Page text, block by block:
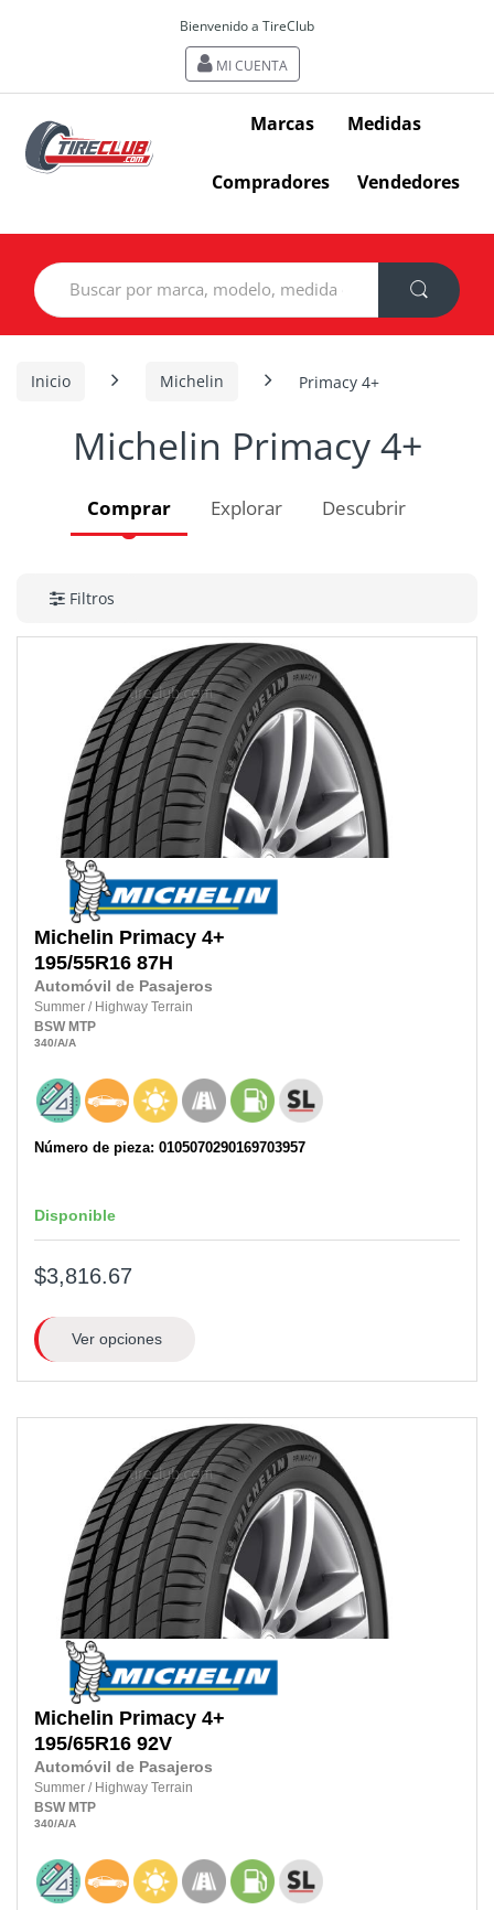
Bienvenido a TireClub
MI CUENTA
Marcas Medidas
Compradores Vendedores
Search
for:
Inicio Michelin Primacy 4+
Michelin Primacy 4+
Comprar Explorar Descubrir
Filtros
Michelin Primacy 4+
195/55R16 87H
Automóvil de Pasajeros
Summer / Highway Terrain
BSW MTP
340/A/A
Número de pieza: 0105070290169703957
Disponible
$3,816.67
Ver opciones
Michelin Primacy 4+
195/65R16 92V
Automóvil de Pasajeros
Summer / Highway Terrain
BSW MTP
340/A/A